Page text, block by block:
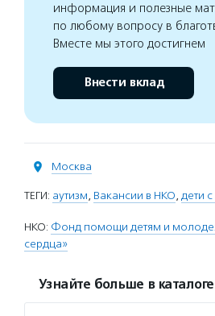
информация и полезные
по любому вопросу в
Вместе мы этого достигнем
Внести вклад
Москва
ТЕГИ: аутизм, Вакансии в НКО, дети
НКО: Фонд помощи детям и
сердца»
Узнайте больше в